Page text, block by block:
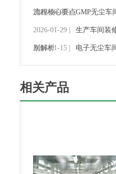
流程核心要点
2026-06-05 | GMP无尘车
2026-01-29 | 生产车间装
别解析
2026-01-15 | 电子无尘车
相关产品